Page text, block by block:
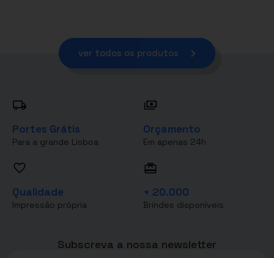
ver todos os produtos
Portes Grátis
Para a grande Lisboa
Orçamento
Em apenas 24h
Qualidade
Impressão própria
+ 20.000
Brindes disponíveis
Subscreva a nossa newsletter